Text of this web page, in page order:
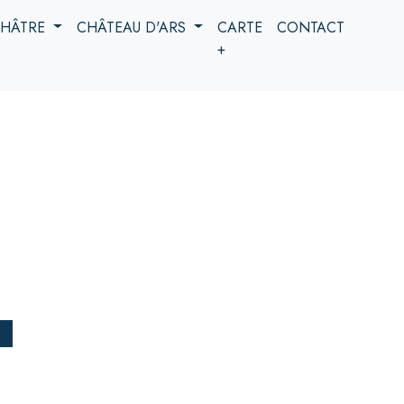
CHÂTEAU D'ARS
CARTE
+
CONTACT